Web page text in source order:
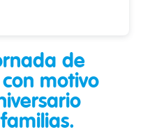
de
motivo